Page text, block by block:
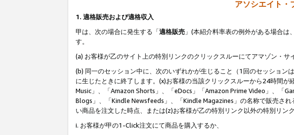
アソシエイト・
1. 適格販売および適格収入
甲は、次の場合に発生する「適格販売 」(本紹介料率表の例外がある場合
す。
(a) お客様が乙のサイト上の特別リンクのクリックスルーにてアマゾン・サ
(b) 同一のセッション中に、次のいずれかが生じること（1回のセッショ
に生じたときに終了します。(x)お客様の当該クリックスルーから24時間
Music」、「Amazon Shorts」、「eDocs」「Amazon Prime Video」、「
Blogs」、「Kindle Newsfeeds」、「Kindle Magazines」の名称で販売さ
い商品を注文した時点、または(z)お客様が乙の特別リンク以外の特別リン
i. お客様が甲の1-Click注文にて商品を購入するか、